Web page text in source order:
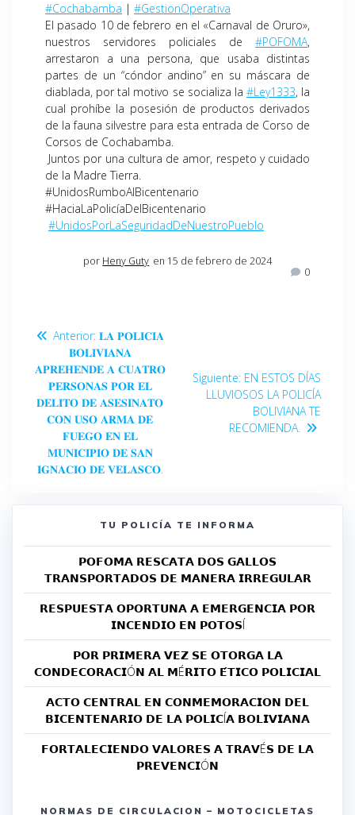
#Cochabamba | #GestionOperativa
El pasado 10 de febrero en el «Carnaval de Oruro»,
nuestros servidores policiales de #POFOMA,
arrestaron a una persona, que usaba distintas
partes de un “cóndor andino” en su máscara de
diablada, por tal motivo se socializa la #Ley1333, la
cual prohíbe la posesión de productos derivados
de la fauna silvestre para esta entrada de Corso de
Corsos de Cochabamba.
Juntos por una cultura de amor, respeto y cuidado
de la Madre Tierra.
#UnidosRumboAlBicentenario
#HaciaLaPolicíaDelBicentenario
#UnidosPorLaSeguridadDeNuestroPueblo
por Heny Guty en 15 de febrero de 2024
0
Anterior: 𝐋𝐀 𝐏𝐎𝐋𝐈𝐂𝐈𝐀
𝐁𝐎𝐋𝐈𝐕𝐈𝐀𝐍𝐀
𝐀𝐏𝐑𝐄𝐇𝐄𝐍𝐃𝐄 𝐀 𝐂𝐔𝐀𝐓𝐑𝐎
𝐏𝐄𝐑𝐒𝐎𝐍𝐀𝐒 𝐏𝐎𝐑 𝐄𝐋
𝐃𝐄𝐋𝐈𝐓𝐎 𝐃𝐄 𝐀𝐒𝐄𝐒𝐈𝐍𝐀𝐓𝐎
𝐂𝐎𝐍 𝐔𝐒𝐎 𝐀𝐑𝐌𝐀 𝐃𝐄
𝐅𝐔𝐄𝐆𝐎 𝐄𝐍 𝐄𝐋
𝐌𝐔𝐍𝐈𝐂𝐈𝐏𝐈𝐎 𝐃𝐄 𝐒𝐀𝐍
𝐈𝐆𝐍𝐀𝐂𝐈𝐎 𝐃𝐄 𝐕𝐄𝐋𝐀𝐒𝐂𝐎.
Siguiente: EN ESTOS DÍAS
LLUVIOSOS LA POLICÍA
BOLIVIANA TE
RECOMIENDA.
TU POLICÍA TE INFORMA
𝗣𝗢𝗙𝗢𝗠𝗔 𝗥𝗘𝗦𝗖𝗔𝗧𝗔 𝗗𝗢𝗦 𝗚𝗔𝗟𝗟𝗢𝗦
𝗧𝗥𝗔𝗡𝗦𝗣𝗢𝗥𝗧𝗔𝗗𝗢𝗦 𝗗𝗘 𝗠𝗔𝗡𝗘𝗥𝗔 𝗜𝗥𝗥𝗘𝗚𝗨𝗟𝗔𝗥
𝗥𝗘𝗦𝗣𝗨𝗘𝗦𝗧𝗔 𝗢𝗣𝗢𝗥𝗧𝗨𝗡𝗔 𝗔 𝗘𝗠𝗘𝗥𝗚𝗘𝗡𝗖𝗜𝗔 𝗣𝗢𝗥
𝗜𝗡𝗖𝗘𝗡𝗗𝗜𝗢 𝗘𝗡 𝗣𝗢𝗧𝗢𝗦Í
𝗣𝗢𝗥 𝗣𝗥𝗜𝗠𝗘𝗥𝗔 𝗩𝗘𝗭 𝗦𝗘 𝗢𝗧𝗢𝗥𝗚𝗔 𝗟𝗔
𝗖𝗢𝗡𝗗𝗘𝗖𝗢𝗥𝗔𝗖𝗜Ó𝗡 𝗔𝗟 𝗠É𝗥𝗜𝗧𝗢 𝗘́𝗧𝗜𝗖𝗢 𝗣𝗢𝗟𝗜𝗖𝗜𝗔𝗟
𝗔𝗖𝗧𝗢 𝗖𝗘𝗡𝗧𝗥𝗔𝗟 𝗘𝗡 𝗖𝗢𝗡𝗠𝗘𝗠𝗢𝗥𝗔𝗖𝗜𝗢𝗡 𝗗𝗘𝗟
𝗕𝗜𝗖𝗘𝗡𝗧𝗘𝗡𝗔𝗥𝗜𝗢 𝗗𝗘 𝗟𝗔 𝗣𝗢𝗟𝗜𝗖Í𝗔 𝗕𝗢𝗟𝗜𝗩𝗜𝗔𝗡𝗔
𝗙𝗢𝗥𝗧𝗔𝗟𝗘𝗖𝗜𝗘𝗡𝗗𝗢 𝗩𝗔𝗟𝗢𝗥𝗘𝗦 𝗔 𝗧𝗥𝗔𝗩É𝗦 𝗗𝗘 𝗟𝗔
𝗣𝗥𝗘𝗩𝗘𝗡𝗖𝗜Ó𝗡
NORMAS DE CIRCULACION – MOTOCICLETAS